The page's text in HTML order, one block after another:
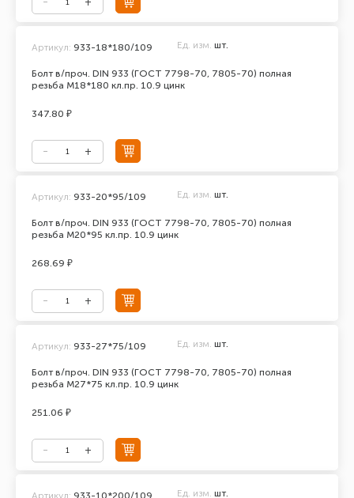
Болт в/проч. DIN 933 (ГОСТ 7798-70, 7805-70) полная
резьба М18*180 кл.пр. 10.9 цинк
Артикул: 933-18*180/109 Ед. изм. шт.
347.80 ₽
Болт в/проч. DIN 933 (ГОСТ 7798-70, 7805-70) полная
резьба М20*95 кл.пр. 10.9 цинк
Артикул: 933-20*95/109 Ед. изм. шт.
268.69 ₽
Болт в/проч. DIN 933 (ГОСТ 7798-70, 7805-70) полная
резьба М27*75 кл.пр. 10.9 цинк
Артикул: 933-27*75/109 Ед. изм. шт.
251.06 ₽
Артикул: 933-10*200/109 Ед. изм. шт.